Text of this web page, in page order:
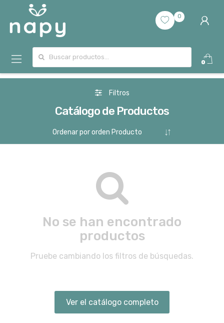
0
0
Filtros
Catálogo de Productos
No se han encontrado
productos
Pruebe cambiando los filtros de búsquedas.
Ver el catálogo completo